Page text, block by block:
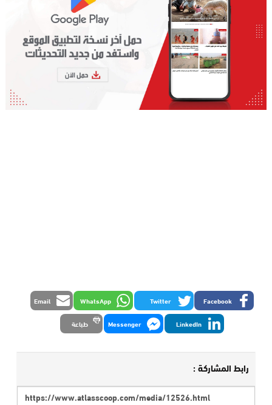
Facebook
Twitter
WhatsApp
Email
LinkedIn
Messenger طباعة
رابط المشاركة :